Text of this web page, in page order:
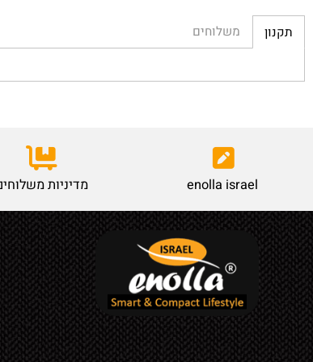
enolla israel מדיניות משלוחים